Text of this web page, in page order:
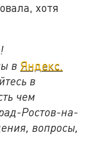
хотя
в Яндекс.
в
чем
Ростов-на-
вопросы,